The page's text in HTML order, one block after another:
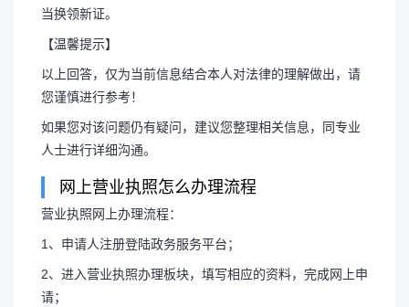
当换领新证。
【温馨提示】
以上回答，仅为当前信息结合本人对法律的理解做出，请
您谨慎进行参考！
如果您对该问题仍有疑问，建议您整理相关信息，同专业
人士进行详细沟通。
网上营业执照怎么办理流程
营业执照网上办理流程：
1、申请人注册登陆政务服务平台；
2、进入营业执照办理板块，填写相应的资料，完成网上申
请；